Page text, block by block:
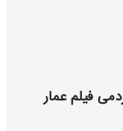
فیلم عمار